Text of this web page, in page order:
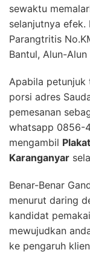
sewaktu
selanjutnya efek.
Parangtritis
Bantul, Alun-
Apabila
porsi adres
pemesanan
whatsapp 0856-
mengambil
Karanganyar
Benar-Benar
menurut daring
kandidat
mewujudkan
ke pengaruh